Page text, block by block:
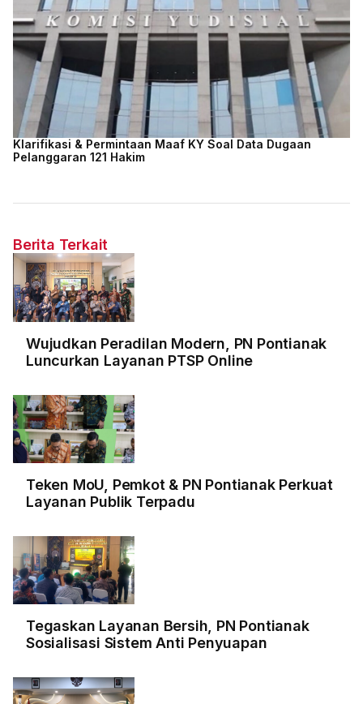
Klarifikasi & Permintaan Maaf KY Soal Data Dugaan
Pelanggaran 121 Hakim
Berita Terkait
Wujudkan Peradilan Modern, PN Pontianak
Luncurkan Layanan PTSP Online
Teken MoU, Pemkot & PN Pontianak Perkuat
Layanan Publik Terpadu
Tegaskan Layanan Bersih, PN Pontianak
Sosialisasi Sistem Anti Penyuapan